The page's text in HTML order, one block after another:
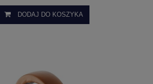
DODAJ DO KOSZYKA